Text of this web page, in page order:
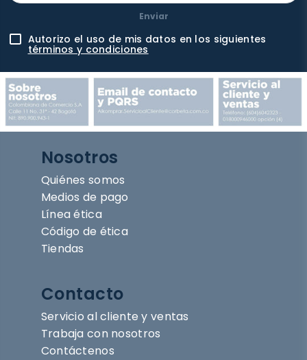
Enviar
Autorizo el uso de mis datos en los siguientes
términos y condiciones
Nosotros
Quiénes somos
Medios de pago
Línea ética
Código de ética
Tiendas
Contacto
Servicio al cliente y ventas
Trabaja con nosotros
Contáctenos